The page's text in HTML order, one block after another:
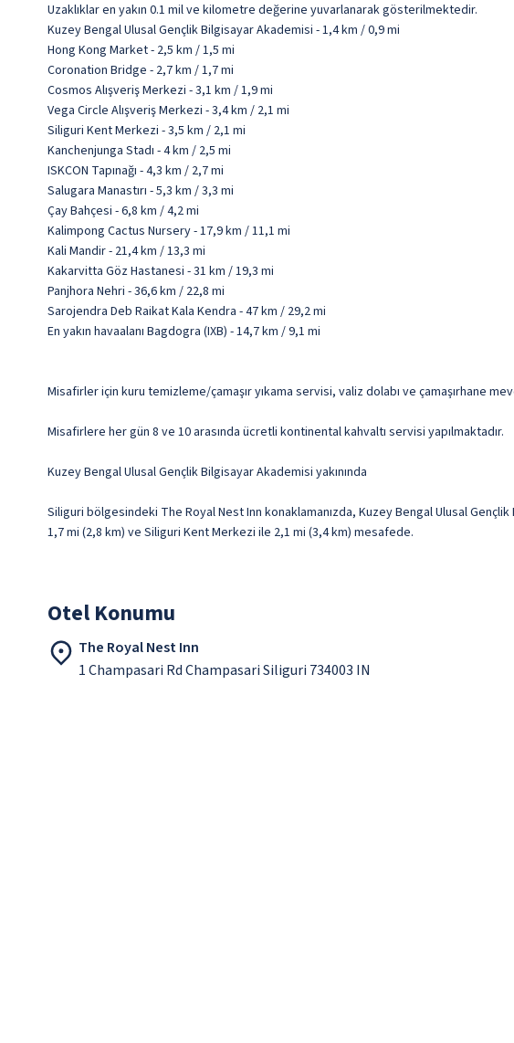
Uzaklıklar en yakın 0.1 mil ve kilometre değerine yuvarlanarak gösterilmektedir.
Kuzey Bengal Ulusal Gençlik Bilgisayar Akademisi - 1,4 km / 0,9 mi
Hong Kong Market - 2,5 km / 1,5 mi
Coronation Bridge - 2,7 km / 1,7 mi
Cosmos Alışveriş Merkezi - 3,1 km / 1,9 mi
Vega Circle Alışveriş Merkezi - 3,4 km / 2,1 mi
Siliguri Kent Merkezi - 3,5 km / 2,1 mi
Kanchenjunga Stadı - 4 km / 2,5 mi
ISKCON Tapınağı - 4,3 km / 2,7 mi
Salugara Manastırı - 5,3 km / 3,3 mi
Çay Bahçesi - 6,8 km / 4,2 mi
Kalimpong Cactus Nursery - 17,9 km / 11,1 mi
Kali Mandir - 21,4 km / 13,3 mi
Kakarvitta Göz Hastanesi - 31 km / 19,3 mi
Panjhora Nehri - 36,6 km / 22,8 mi
Sarojendra Deb Raikat Kala Kendra - 47 km / 29,2 mi
En yakın havaalanı Bagdogra (IXB) - 14,7 km / 9,1 mi
Misafirler için kuru temizleme/çamaşır yıkama servisi, valiz dolabı ve çamaşırhane
Misafirlere her gün 8 ve 10 arasında ücretli kontinental kahvaltı servisi yapılmaktadır.
Kuzey Bengal Ulusal Gençlik Bilgisayar Akademisi yakınında
Siliguri bölgesindeki The Royal Nest Inn konaklamanızda, Kuzey Bengal Ulusal
1,7 mi (2,8 km) ve Siliguri Kent Merkezi ile 2,1 mi (3,4 km) mesafede.
Otel Konumu
The Royal Nest Inn
1 Champasari Rd Champasari Siliguri 734003 IN